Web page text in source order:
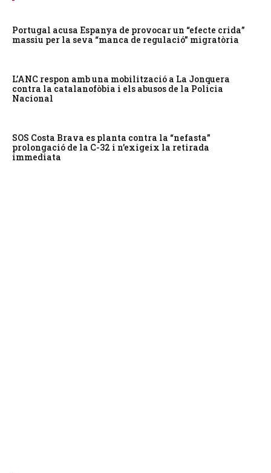
Portugal acusa Espanya de provocar un “efecte crida”
massiu per la seva “manca de regulació” migratòria
L’ANC respon amb una mobilització a La Jonquera
contra la catalanofòbia i els abusos de la Policia
Nacional
SOS Costa Brava es planta contra la “nefasta”
prolongació de la C-32 i n’exigeix la retirada
immediata